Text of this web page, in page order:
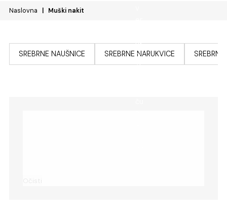
Naslovna Muški nakit
SREBRNE NAUŠNICE SREBRNE NARUKVICE